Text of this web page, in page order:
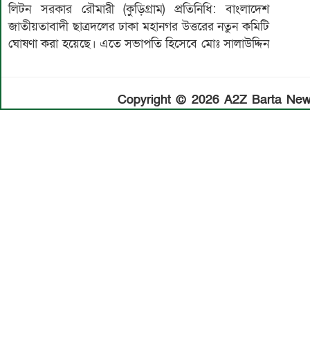
লিটন সরকার রৌমারী (কুড়িগ্রাম) প্রতিনিধি: বাংলাদেশ
জাতীয়তাবাদী ছাত্রদলের ঢাকা মহানগর উত্তরের নতুন কমিটি
ঘোষণা করা হয়েছে। এতে সভাপতি হিসেবে মোঃ সালাউদ্দিন
Copyright © 2026 A2Z Barta